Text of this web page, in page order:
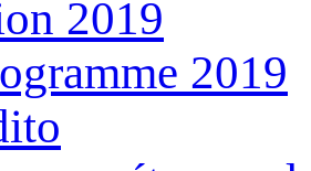
2019
2019